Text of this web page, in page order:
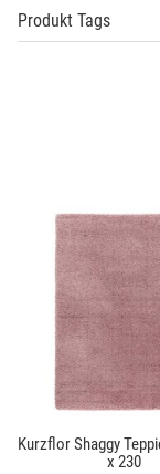
Produkt Tags
Kurzflor Shaggy
x 230